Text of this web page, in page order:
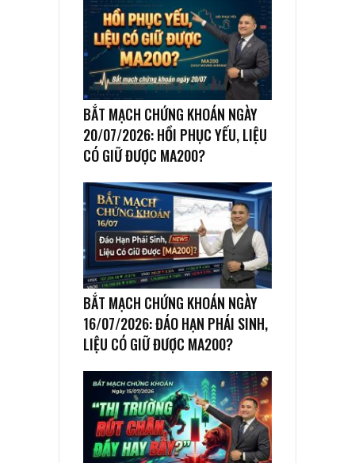
BẮT MẠCH CHỨNG KHOÁN NGÀY
20/07/2026: HỒI PHỤC YẾU, LIỆU
CÓ GIỮ ĐƯỢC MA200?
BẮT MẠCH CHỨNG KHOÁN NGÀY
16/07/2026: ĐÁO HẠN PHÁI SINH,
LIỆU CÓ GIỮ ĐƯỢC MA200?